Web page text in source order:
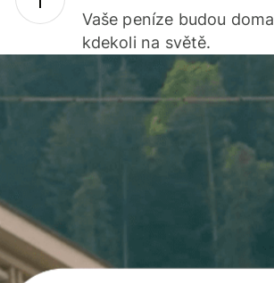
Vaše peníze budou doma
kdekoli na světě.